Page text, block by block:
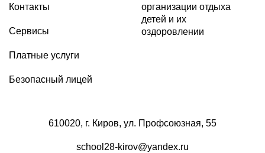
Контакты
Сервисы
Платные услуги
Безопасный лицей
организации отдыха
детей и их
оздоровлении
610020, г. Киров, ул. Профсоюзная, 55
school28-kirov@yandex.ru